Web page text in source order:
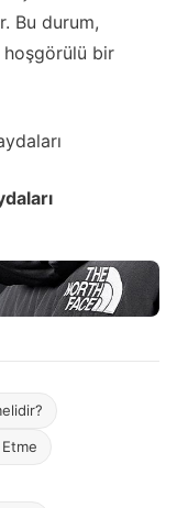
Bu durum,
hoşgörülü bir